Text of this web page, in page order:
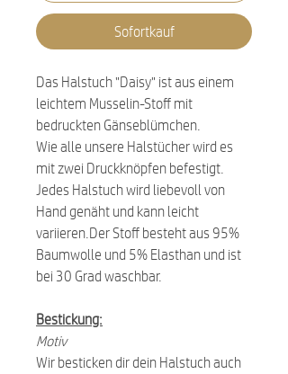
Sofortkauf
Das Halstuch "Daisy" ist aus einem
leichtem Musselin-Stoff mit
bedruckten Gänseblümchen.
Wie alle unsere Halstücher wird es
mit zwei Druckknöpfen befestigt.
Jedes Halstuch wird liebevoll von
Hand genäht und kann leicht
variieren.Der Stoff besteht aus 95%
Baumwolle und 5% Elasthan und ist
bei 30 Grad waschbar.
Bestickung:
Motiv
Wir besticken dir dein Halstuch auch